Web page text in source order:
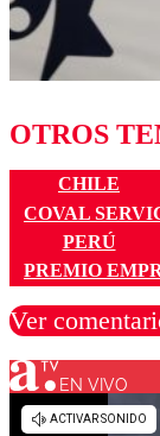
OTROS
CHILE
COVAL
PERÚ
PREMIO
Ver
Los
EN VIVO